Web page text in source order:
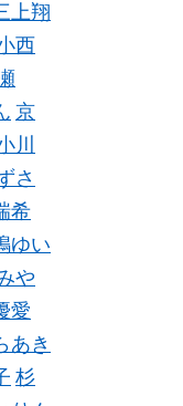
上翔
西
京
川
さ
希
ゆい
や
愛
あき
杉